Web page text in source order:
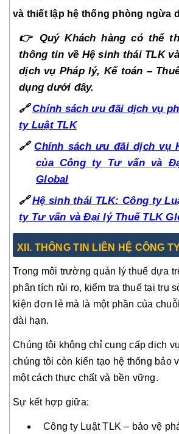
và thiết lập hệ thống phòng ngừa
👉 Quý Khách hàng có thể
thông tin về Hệ sinh thái TLK
dịch vụ Pháp lý, Kế toán –
dụng dưới đây.
🔗 Chính sách ưu đãi dịch vụ
ty Luật TLK
🔗 Chính sách ưu đãi dịch vụ
của Công ty Tư vấn và
Global
🔗 Hệ sinh thái TLK: Công ty
ty Tư vấn và Đại lý Thuế TLK
XI . THÔNG TIN LIÊN HỆ CÔNG
Trong môi trường quản lý thuế dựa
phân tích rủi ro, kiểm tra thuế tại trụ
kiện đơn lẻ mà là một phần của
dài hạn.
Chúng tôi không chỉ cung cấp dịch
chúng tôi còn kiến tạo hệ thống bảo
một cách thực chất và bền vững.
Sự kết hợp giữa:
Công ty Luật TLK – bảo vệ